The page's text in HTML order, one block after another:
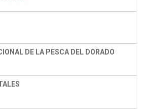
DE LA PESCA DEL DORADO